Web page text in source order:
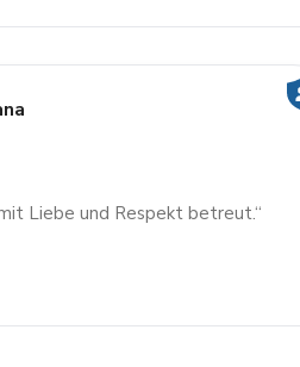
Liebe und Respekt betreut.“